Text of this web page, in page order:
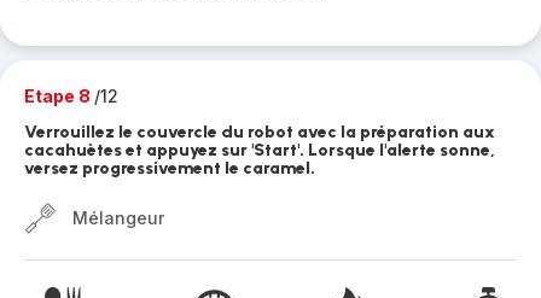
Etape 8 /12
Verrouillez le couvercle du robot avec la préparation aux
cacahuètes et appuyez sur 'Start'. Lorsque l'alerte sonne,
versez progressivement le caramel.
Mélangeur